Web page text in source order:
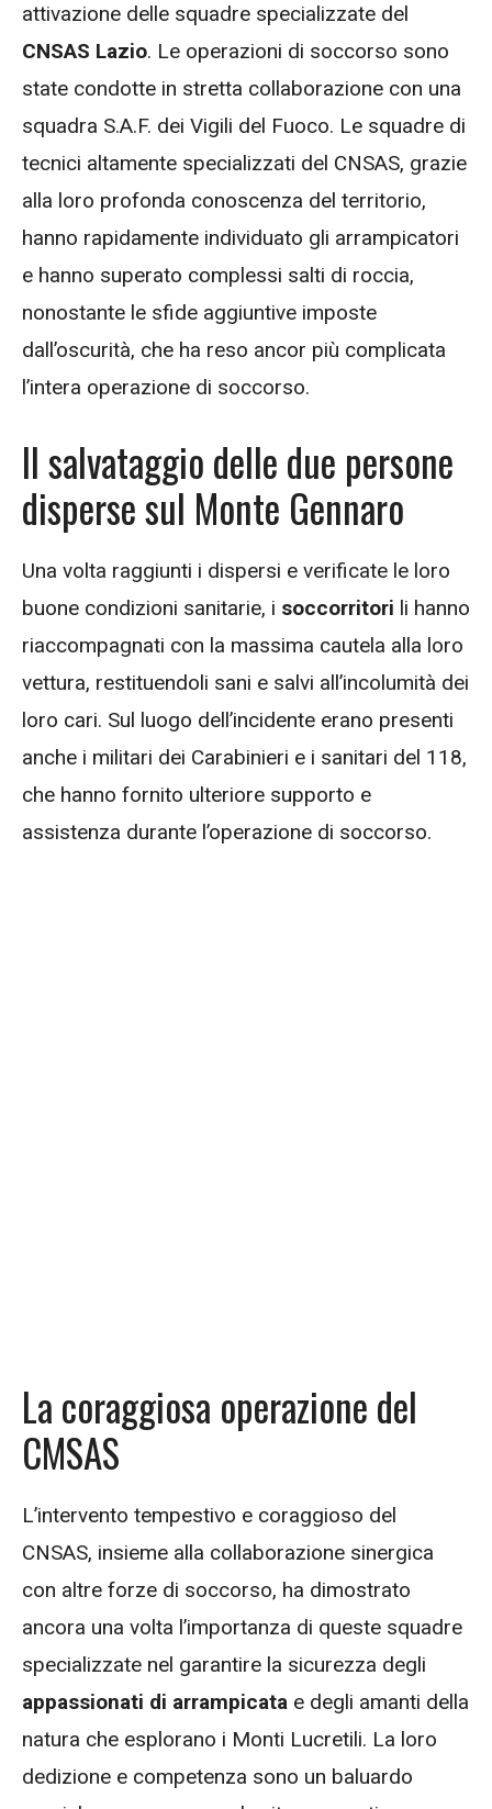
attivazione delle squadre specializzate del
CNSAS Lazio. Le operazioni di soccorso sono
state condotte in stretta collaborazione con una
squadra S.A.F. dei Vigili del Fuoco. Le squadre di
tecnici altamente specializzati del CNSAS, grazie
alla loro profonda conoscenza del territorio,
hanno rapidamente individuato gli arrampicatori
e hanno superato complessi salti di roccia,
nonostante le sfide aggiuntive imposte
dall’oscurità, che ha reso ancor più complicata
l’intera operazione di soccorso.
Il salvataggio delle due persone
disperse sul Monte Gennaro
Una volta raggiunti i dispersi e verificate le loro
buone condizioni sanitarie, i soccorritori li hanno
riaccompagnati con la massima cautela alla loro
vettura, restituendoli sani e salvi all’incolumità dei
loro cari. Sul luogo dell’incidente erano presenti
anche i militari dei Carabinieri e i sanitari del 118,
che hanno fornito ulteriore supporto e
assistenza durante l’operazione di soccorso.
La coraggiosa operazione del
CMSAS
L’intervento tempestivo e coraggioso del
CNSAS, insieme alla collaborazione sinergica
con altre forze di soccorso, ha dimostrato
ancora una volta l’importanza di queste squadre
specializzate nel garantire la sicurezza degli
appassionati di arrampicata e degli amanti della
natura che esplorano i Monti Lucretili. La loro
dedizione e competenza sono un baluardo